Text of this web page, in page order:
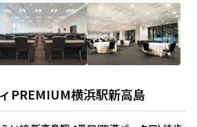
PREMIUM横浜駅新高島